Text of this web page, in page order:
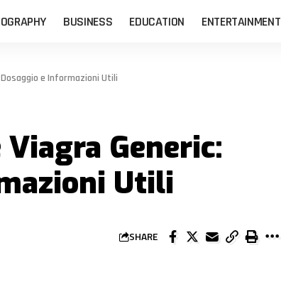
BUSINESS EDUCATION ENTERTAINMENT
e Informazioni Utili
Generic:
Utili
SHARE